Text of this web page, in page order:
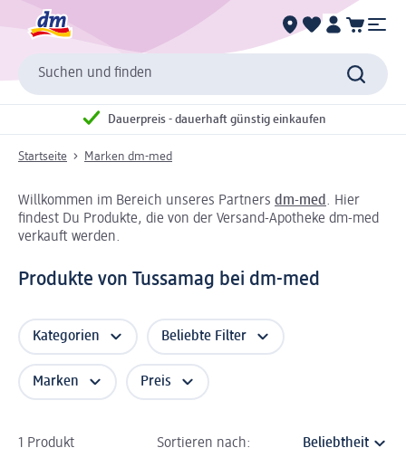
Suchen und finden
Dauerpreis - dauerhaft günstig einkaufen
Startseite Marken dm-med
Willkommen im Bereich unseres Partners dm-med . Hier
findest Du Produkte, die von der Versand-Apotheke dm-med
verkauft werden.
Produkte von Tussamag bei dm-med
Kategorien Beliebte Filter
Marken Preis
1 Produkt Sortieren nach: